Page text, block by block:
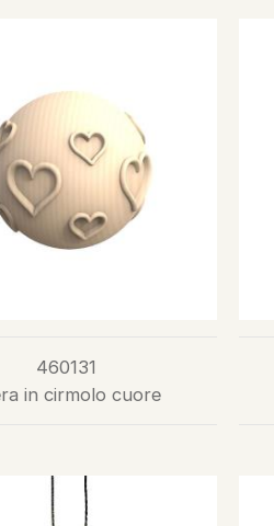
460131
in cirmolo cuore